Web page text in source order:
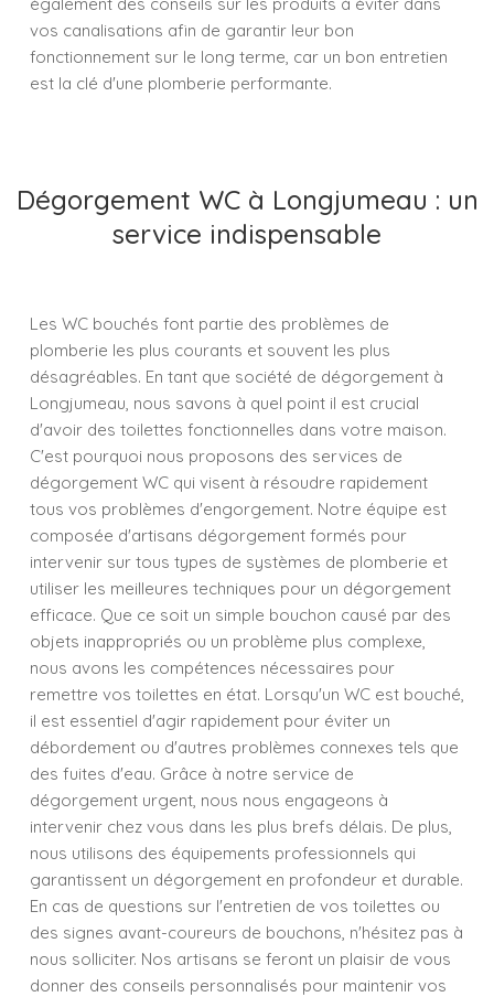
vos canalisations afin de garantir leur bon
fonctionnement sur le long terme, car un bon entretien
est la clé d'une plomberie performante.
Dégorgement WC à Longjumeau : un
service indispensable
Les WC bouchés font partie des problèmes de
plomberie les plus courants et souvent les plus
désagréables. En tant que société de dégorgement à
Longjumeau, nous savons à quel point il est crucial
d'avoir des toilettes fonctionnelles dans votre maison.
C'est pourquoi nous proposons des services de
dégorgement WC qui visent à résoudre rapidement
tous vos problèmes d'engorgement. Notre équipe est
composée d'artisans dégorgement formés pour
intervenir sur tous types de systèmes de plomberie et
utiliser les meilleures techniques pour un dégorgement
efficace. Que ce soit un simple bouchon causé par des
objets inappropriés ou un problème plus complexe,
nous avons les compétences nécessaires pour
remettre vos toilettes en état. Lorsqu'un WC est bouché,
il est essentiel d'agir rapidement pour éviter un
débordement ou d'autres problèmes connexes tels que
des fuites d'eau. Grâce à notre service de
dégorgement urgent, nous nous engageons à
intervenir chez vous dans les plus brefs délais. De plus,
nous utilisons des équipements professionnels qui
garantissent un dégorgement en profondeur et durable.
En cas de questions sur l'entretien de vos toilettes ou
des signes avant-coureurs de bouchons, n'hésitez pas à
nous solliciter. Nos artisans se feront un plaisir de vous
donner des conseils personnalisés pour maintenir vos